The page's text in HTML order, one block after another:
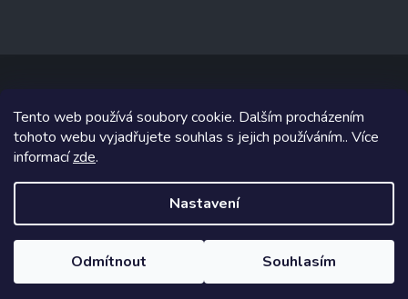
Tento web používá soubory cookie. Dalším procházením
tohoto webu vyjadřujete souhlas s jejich používáním.. Více
informacízde.
Nastavení
Odmítnout Souhlasím
Copyright 2026Elektro Klesný s.r.o.. Všechna práva vyhrazena.
Grafický návrh vytvořil a na Shoptet implementoval
Shoptetak.cz.
Vytvořil Shoptet